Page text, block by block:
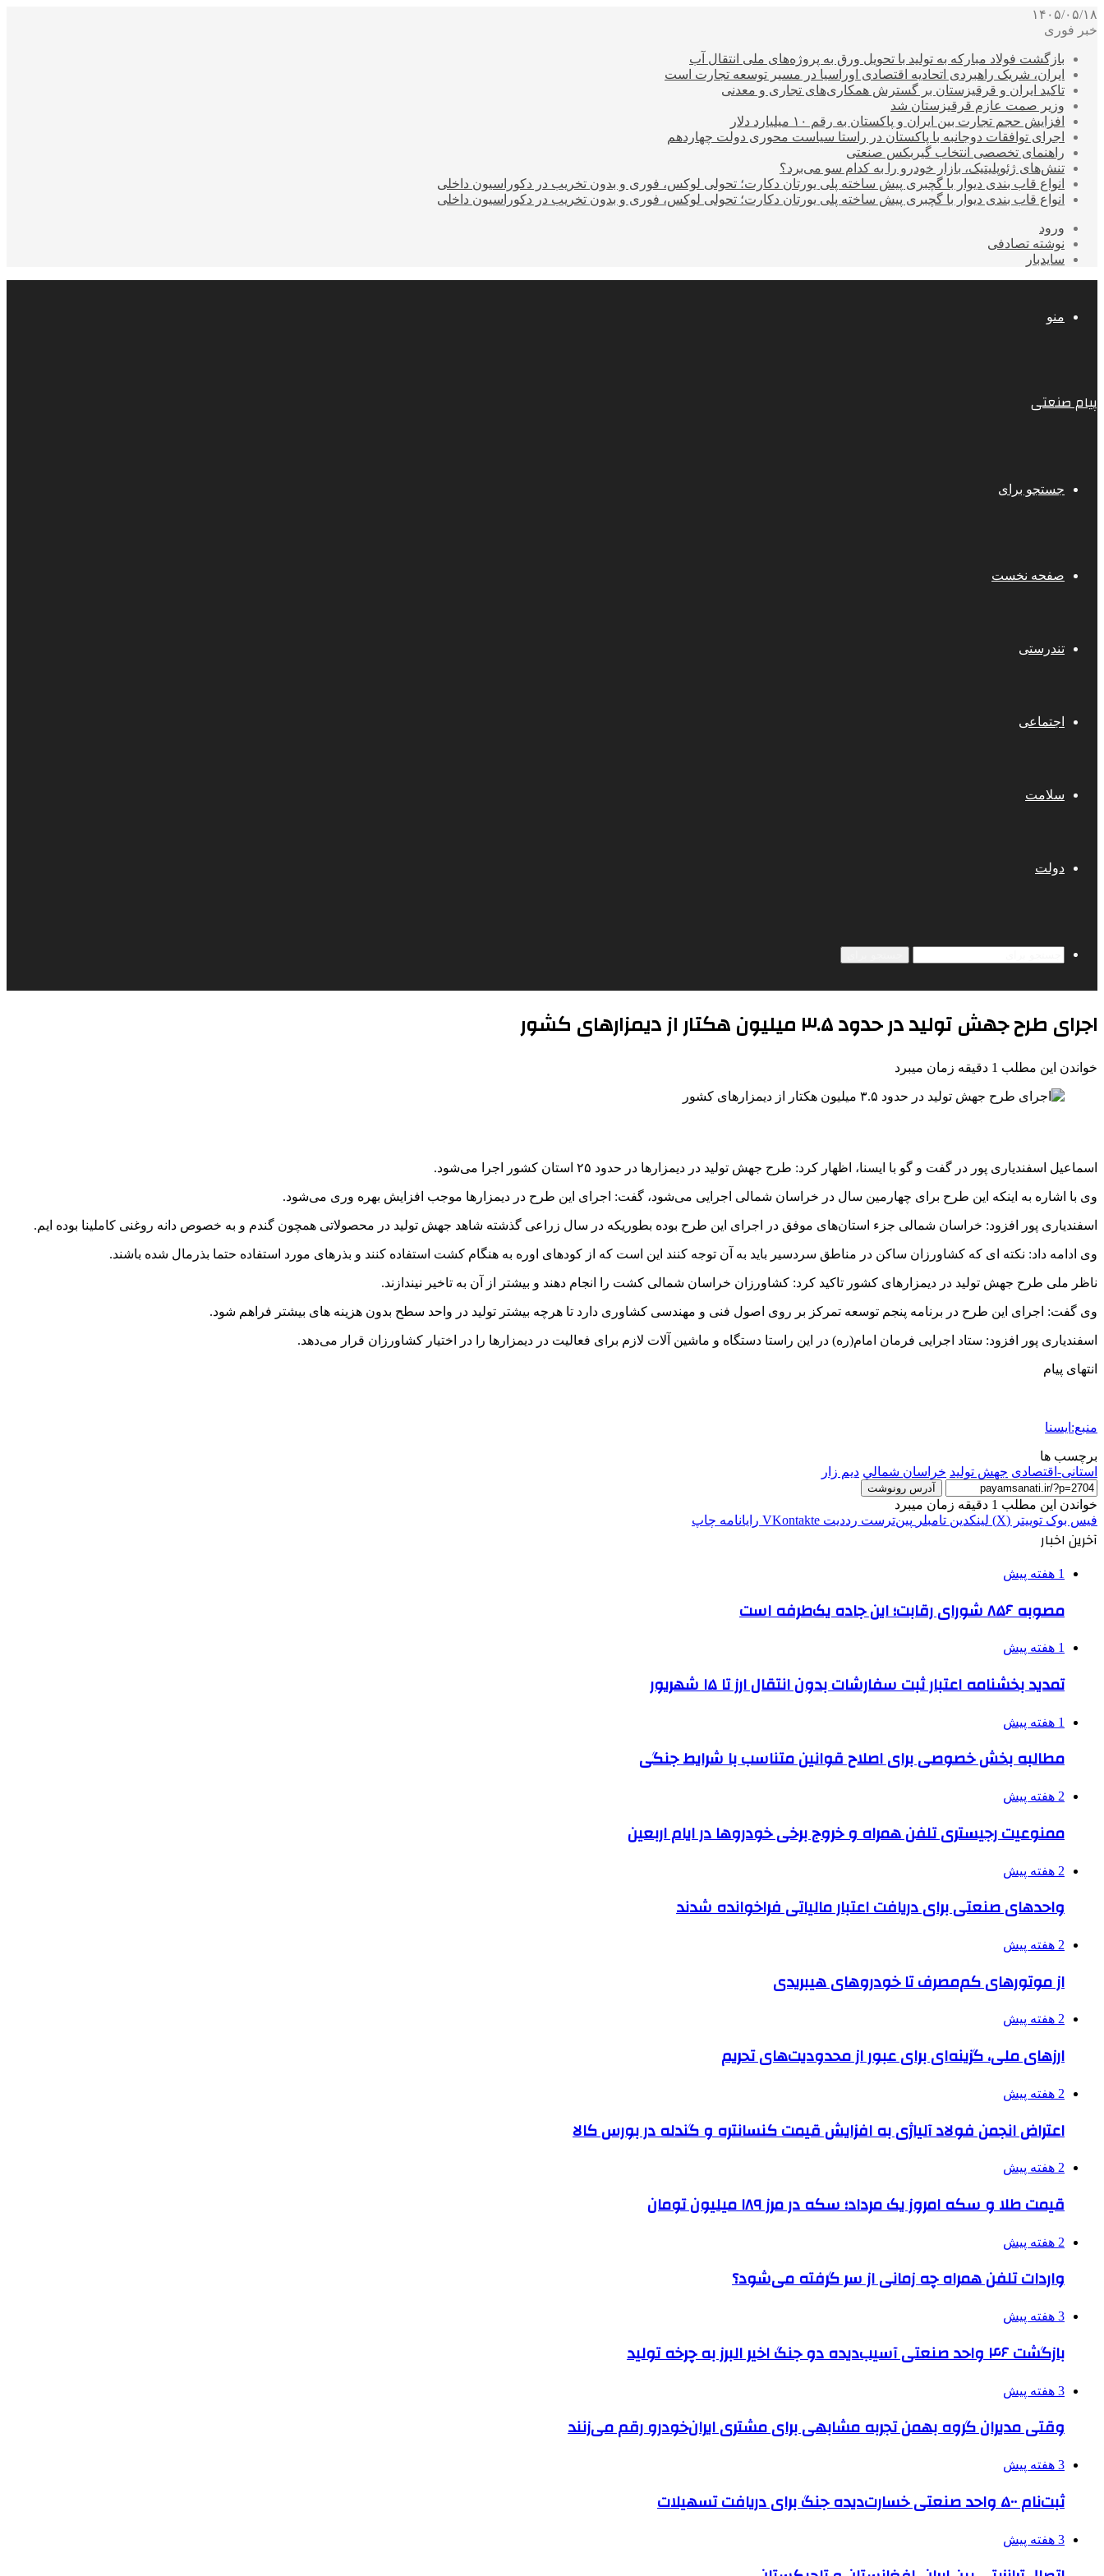
۱۴۰۵/۰۵/۱۸
خبر فوری
بازگشت فولاد مبارکه به تولید با تحویل ورق به پروژه‌های ملی انتقال آب
ایران، شریک راهبردی اتحادیه اقتصادی اوراسیا در مسیر توسعه تجارت است
تاکید ایران و قرقیزستان بر گسترش همکاری‌های تجاری و معدنی
وزیر صمت عازم قرقیزستان شد
افزایش حجم تجارت بین ایران و پاکستان به رقم ۱۰ میلیارد دلار
اجرای توافقات دوجانبه با پاکستان در راستا سیاست محوری دولت چهاردهم
راهنمای تخصصی انتخاب گیربکس صنعتی
تنش‌های ژئوپلیتیک، بازار خودرو را به کدام سو می‌برد؟
انواع قاب بندی دیوار با گچبری پیش ساخته پلی یورتان دکارت؛ تحولی لوکس، فوری و بدون تخریب در دکوراسیون داخلی
انواع قاب بندی دیوار با گچبری پیش ساخته پلی یورتان دکارت؛ تحولی لوکس، فوری و بدون تخریب در دکوراسیون داخلی
ورود
نوشته تصادفی
سایدبار
منو
پیام صنعتی
جستجو برای
صفحه نخست
تندرستی
اجتماعی
سلامت
دولت
اجرای طرح جهش تولید در حدود ۳.۵ میلیون هکتار از دیمزارهای کشور
خواندن این مطلب 1 دقیقه زمان میبرد
اسماعیل اسفندیاری پور در گفت و گو با ایسنا، اظهار کرد: طرح جهش تولید در دیمزارها در حدود ۲۵ استان کشور اجرا می‌شود.
وی با اشاره به اینکه این طرح برای چهارمین سال در خراسان شمالی اجرایی می‌شود، گفت: اجرای این طرح در دیمزارها موجب افزایش بهره وری می‌شود.
اسفندیاری پور افزود: خراسان شمالی جزء استان‌های موفق در اجرای این طرح بوده بطوریکه در سال زراعی گذشته شاهد جهش تولید در محصولاتی همچون گندم و به خصوص دانه روغنی کاملینا بوده ایم.
وی ادامه داد: نکته ای که کشاورزان ساکن در مناطق سردسیر باید به آن توجه کنند این است که از کودهای اوره به هنگام کشت استفاده کنند و بذرهای مورد استفاده حتما بذرمال شده باشند.
ناظر ملی طرح جهش تولید در دیمزارهای کشور تاکید کرد: کشاورزان خراسان شمالی کشت را انجام دهند و بیشتر از آن به تاخیر نیندازند.
وی گفت: اجرای این طرح در برنامه پنجم توسعه تمرکز بر روی اصول فنی و مهندسی کشاوری دارد تا هرچه بیشتر تولید در واحد سطح بدون هزینه های بیشتر فراهم شود.
اسفندیاری پور افزود: ستاد اجرایی فرمان امام(ره) در این راستا دستگاه و ماشین آلات لازم برای فعالیت در دیمزارها را در اختیار کشاورزان قرار می‌دهد.
انتهای پیام
منبع:ایسنا
برچسب ها
استانی-اقتصادی جهش تولید خراسان شمالي دیم زار
آدرس رونوشت
خواندن این مطلب 1 دقیقه زمان میبرد
فیس بوک توییتر (X) لینکدین ‫تامبلر ‫پین‌ترست ‫رددیت ‫VKontakte رایانامه چاپ
آخرین اخبار
1 هفته پیش
مصوبه ۸۵۶ شورای رقابت؛ این جاده یک‌طرفه است
1 هفته پیش
تمدید بخشنامه اعتبار ثبت سفارشات بدون انتقال ارز تا ۱۵ شهریور
1 هفته پیش
مطالبه بخش خصوصی برای اصلاح قوانین متناسب با شرایط جنگی
2 هفته پیش
ممنوعیت رجیستری تلفن همراه و خروج برخی خودروها در ایام اربعین
2 هفته پیش
واحدهای صنعتی برای دریافت اعتبار مالیاتی فراخوانده شدند
2 هفته پیش
از موتورهای کم‌مصرف تا خودروهای هیبریدی
2 هفته پیش
ارزهای ملی، گزینه‌ای برای عبور از محدودیت‌های تحریم
2 هفته پیش
اعتراض انجمن فولاد آلیاژی به افزایش قیمت کنسانتره و گندله در بورس کالا
2 هفته پیش
قیمت طلا و سکه امروز یک مرداد؛ سکه در مرز ۱۸۹ میلیون تومان
2 هفته پیش
واردات تلفن همراه چه زمانی از سر گرفته می‌شود؟
3 هفته پیش
بازگشت ۴۶ واحد صنعتی آسیب‌دیده دو جنگ اخیر البرز به چرخه تولید
3 هفته پیش
وقتی مدیران گروه بهمن تجربه مشابهی برای مشتری ایران‌خودرو رقم می‌زنند
3 هفته پیش
ثبت‌نام ۵۰۰ واحد صنعتی خسارت‌دیده جنگ برای دریافت تسهیلات
3 هفته پیش